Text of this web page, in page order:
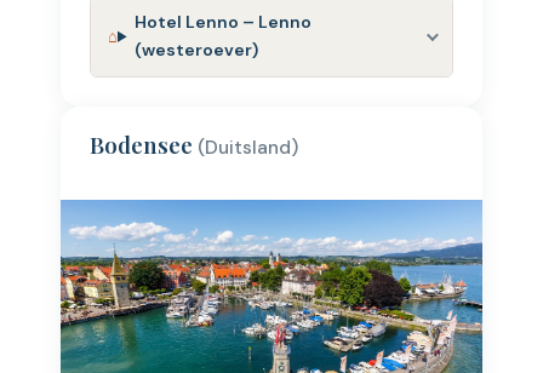
Hotel Lenno – Lenno
(westeroever)
Bodensee (Duitsland)